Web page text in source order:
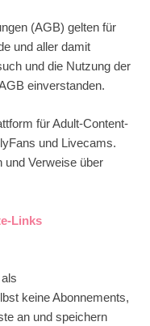
(AGB) gelten für
und aller damit
und die Nutzung der
einverstanden.
für Adult-Content-
und Livecams.
und Verweise über
Links
keine Abonnements,
an und speichern